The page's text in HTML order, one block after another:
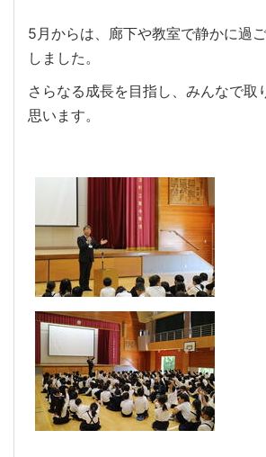
5月からは、廊下や教室で静かに過
しました。
さらなる成長を目指し、みんなで取
思います。